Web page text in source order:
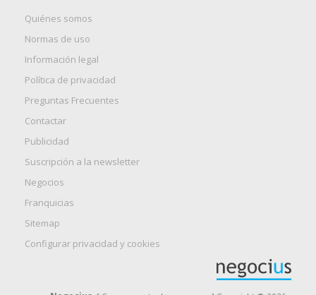
Quiénes somos
Normas de uso
Información legal
Política de privacidad
Preguntas Frecuentes
Contactar
Publicidad
Suscripción a la newsletter
Negocios
Franquicias
Sitemap
Configurar privacidad y cookies